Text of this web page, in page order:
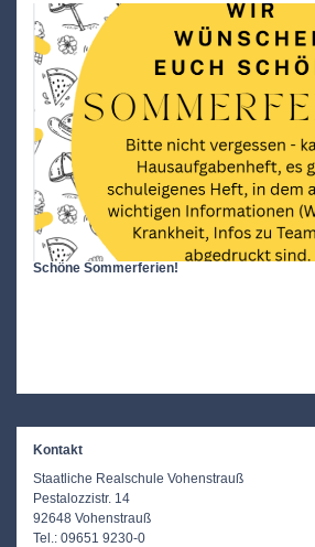
Schöne Sommerferien!
Kontakt
Staatliche Realschule Vohenstrauß
Pestalozzistr. 14
92648 Vohenstrauß
Tel.: 09651 9230-0